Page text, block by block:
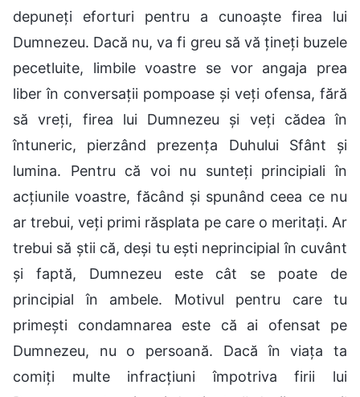
depuneți eforturi pentru a cunoaște firea lui
Dumnezeu. Dacă nu, va fi greu să vă țineți buzele
pecetluite, limbile voastre se vor angaja prea
liber în conversații pompoase și veți ofensa, fără
să vreți, firea lui Dumnezeu și veți cădea în
întuneric, pierzând prezența Duhului Sfânt și
lumina. Pentru că voi nu sunteți principiali în
acțiunile voastre, făcând și spunând ceea ce nu
ar trebui, veți primi răsplata pe care o meritați. Ar
trebui să știi că, deși tu ești neprincipial în cuvânt
și faptă, Dumnezeu este cât se poate de
principial în ambele. Motivul pentru care tu
primești condamnarea este că ai ofensat pe
Dumnezeu, nu o persoană. Dacă în viața ta
comiți multe infracțiuni împotriva firii lui